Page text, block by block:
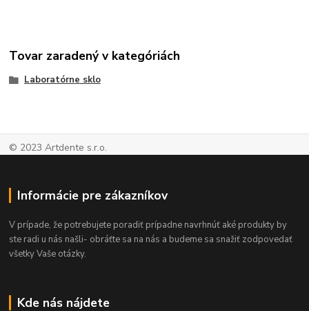
Tovar zaradený v kategóriách
Laboratórne sklo
© 2023 Artdente s.r.o.
Informácie pre zákazníkov
V prípade, že potrebujete poradiť prípadne navrhnúť aké produkty by
ste radi u nás našli- obráťte sa na nás a budeme sa snažiť zodpovedať
všetky Vaše otázky.
Kde nás nájdete